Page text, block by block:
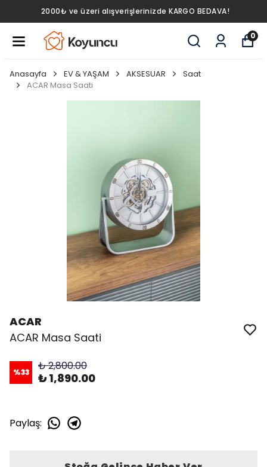
2000₺ ve üzeri alışverişlerinizde KARGO BEDAVA!
0
Anasayfa EV & YAŞAM AKSESUAR
Saat
ACAR Masa Saati
ACAR
ACAR Masa Saati
%33 ₺ 2,800.00
₺ 1,890.00
Paylaş: